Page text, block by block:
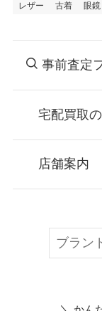
レザー
古着 眼鏡
事前査定
宅配買取
お申
または梱
店舗案内